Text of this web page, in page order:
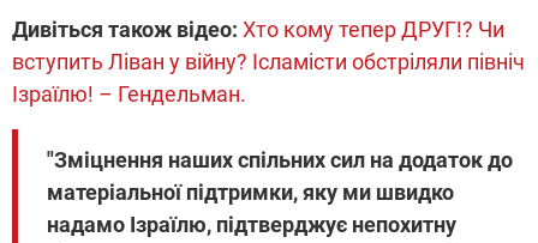
Дивіться також відео: Хто кому тепер ДРУГ!? Чи
вступить Ліван у війну? Ісламісти обстріляли північ
Ізраїлю! – Гендельман.
"Зміцнення наших спільних сил на додаток до
матеріальної підтримки, яку ми швидко
надамо Ізраїлю, підтверджує непохитну